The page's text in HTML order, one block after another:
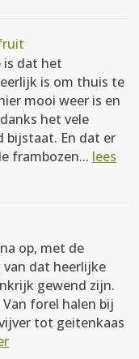
is dat het
is om thuis te
mooi weer is en
het vele
bijstaat. En dat er
frambozen... lees
op, met de
dat heerlijke
gewend zijn.
forel halen bij
tot geitenkaas